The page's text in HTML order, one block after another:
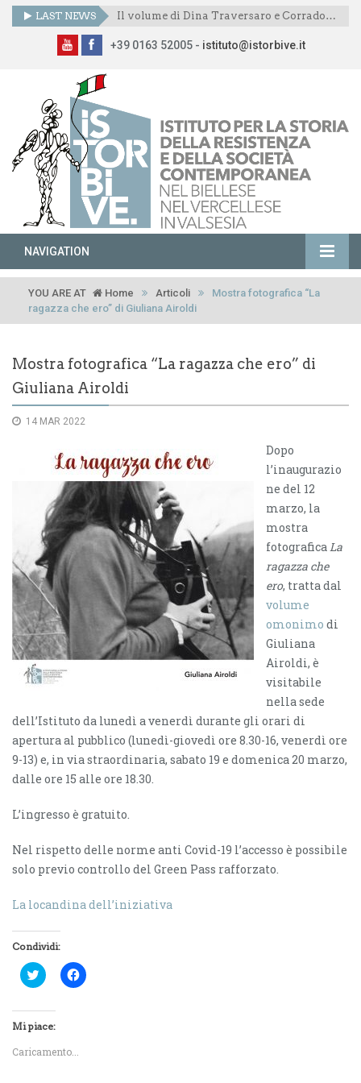
LAST NEWS Il volume di Dina Traversaro e Corrado Mornese presentato anche a Scopetta
+39 0163 52005 - istituto@istorbive.it
NAVIGATION
YOU ARE AT Home Articoli
Mostra fotografica “La
ragazza che ero” di Giuliana Airoldi
Mostra fotografica “La ragazza che ero” di
Giuliana Airoldi
14 MAR 2022
Dopo
l’inaugurazio
ne del 12
marzo, la
mostra
fotograficaLa
ragazza che
ero, tratta dal
volume
omonimo di
Giuliana
Airoldi, è
visitabile
nella sede
dell’Istituto da lunedì a venerdì durante gli orari di
apertura al pubblico (lunedì-giovedì ore 8.30-16, venerdì ore
9-13) e, in via straordinaria, sabato 19 e domenica 20 marzo,
dalle ore 15 alle ore 18.30.
L’ingresso è gratuito.
Nel rispetto delle norme anti Covid-19 l’accesso è possibile
solo previo controllo del Green Pass rafforzato.
La locandina dell’iniziativa
Condividi:
F
a
l
i
u
F
a
Mi piace:
Caricamento...